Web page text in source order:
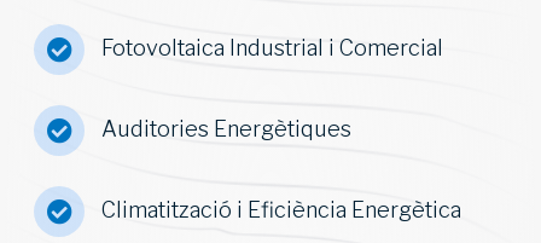
Fotovoltaica Industrial i Comercial
Auditories Energètiques
Climatització i Eficiència Energètica